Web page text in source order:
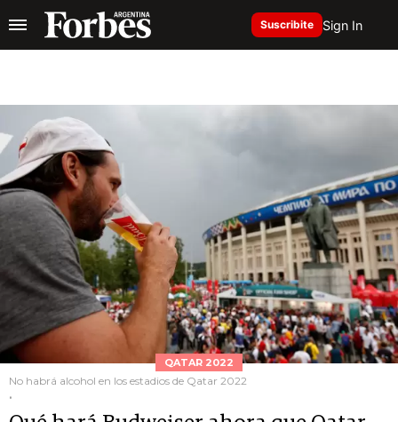
Suscribite Sign In
QATAR 2022
No habrá alcohol en los estadios de Qatar 2022
.